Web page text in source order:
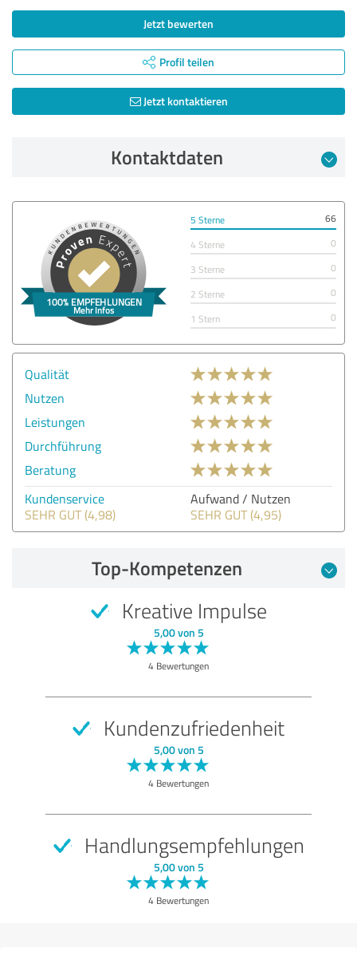
Jetzt bewerten
Profil teilen
Jetzt kontaktieren
Kontaktdaten
5 Sterne
66
4 Sterne
0
3 Sterne
0
2 Sterne
0
1 Stern
0
Qualität
Nutzen
Leistungen
Durchführung
Beratung
Kundenservice
SEHR GUT (4,98)
Aufwand / Nutzen
SEHR GUT (4,95)
Top-Kompetenzen
Kreative Impulse
5,00 von 5
4 Bewertungen
Kundenzufriedenheit
5,00 von 5
4 Bewertungen
Handlungsempfehlungen
5,00 von 5
4 Bewertungen